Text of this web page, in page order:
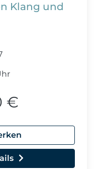
Klang und
€